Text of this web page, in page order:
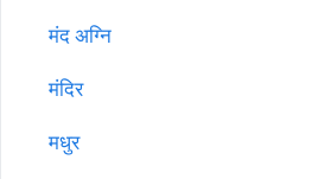
मंद अग्नि
मंदिर
मधुर